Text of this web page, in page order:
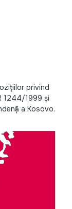
privind
1244/1999 și
a Kosovo.